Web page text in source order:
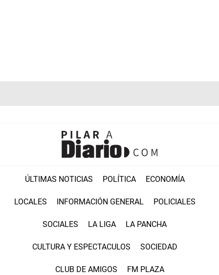
ÚLTIMAS NOTICIAS POLÍTICA ECONOMÍA
LOCALES INFORMACIÓN GENERAL POLICIALES
SOCIALES LA LIGA LA PANCHA
CULTURA Y ESPECTACULOS SOCIEDAD
CLUB DE AMIGOS FM PLAZA